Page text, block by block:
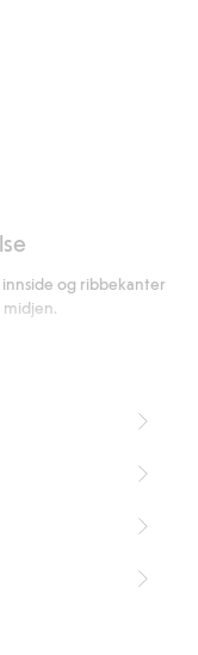
innside og ribbekanter
midjen.